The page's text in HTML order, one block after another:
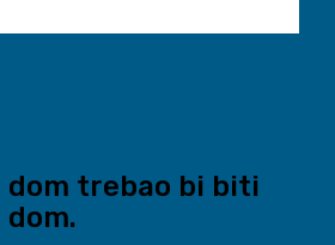
dom trebao bi biti